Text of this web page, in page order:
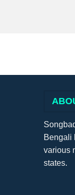
Bengali
various
states.